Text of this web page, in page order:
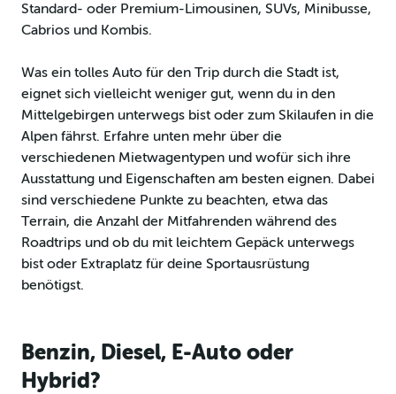
Standard- oder Premium-Limousinen, SUVs, Minibusse,
Cabrios und Kombis.
Was ein tolles Auto für den Trip durch die Stadt ist,
eignet sich vielleicht weniger gut, wenn du in den
Mittelgebirgen unterwegs bist oder zum Skilaufen in die
Alpen fährst. Erfahre unten mehr über die
verschiedenen Mietwagentypen und wofür sich ihre
Ausstattung und Eigenschaften am besten eignen. Dabei
sind verschiedene Punkte zu beachten, etwa das
Terrain, die Anzahl der Mitfahrenden während des
Roadtrips und ob du mit leichtem Gepäck unterwegs
bist oder Extraplatz für deine Sportausrüstung
benötigst.
Benzin, Diesel, E-Auto oder
Hybrid?